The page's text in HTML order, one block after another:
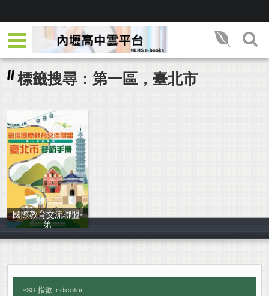
標籤搜尋：第一區，臺北市
國際教育交流聯盟-
第
大安高工
ESG 指數 Indicator